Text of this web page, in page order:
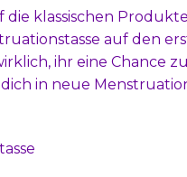
klassischen
auf den
ihr eine Chance
in neue